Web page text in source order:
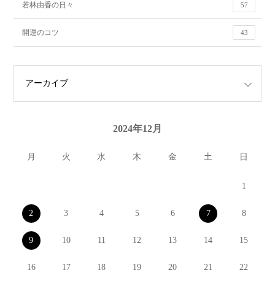
若林由香の日々 57
開運のコツ 43
2024年12月
月 火 水 木 金 土 日
1
2 3 4 5 6 7 8
9 10 11 12 13 14 15
16 17 18 19 20 21 22